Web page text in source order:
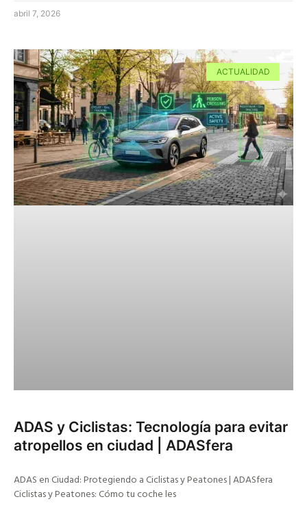
abril 7, 2026
ACTUALIDAD
ADAS y Ciclistas: Tecnología para evitar
atropellos en ciudad | ADASfera
ADAS en Ciudad: Protegiendo a Ciclistas y Peatones | ADASfera
Ciclistas y Peatones: Cómo tu coche les